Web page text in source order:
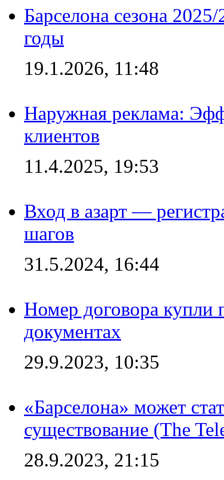
Барселона сезона
годы
19.1.2026, 11:48
Наружная реклама:
клиентов
11.4.2025, 19:53
Вход в азарт —
шагов
31.5.2024, 16:44
Номер договора купли
документах
29.9.2023, 10:35
«Барселона» может
существование (The
28.9.2023, 21:15